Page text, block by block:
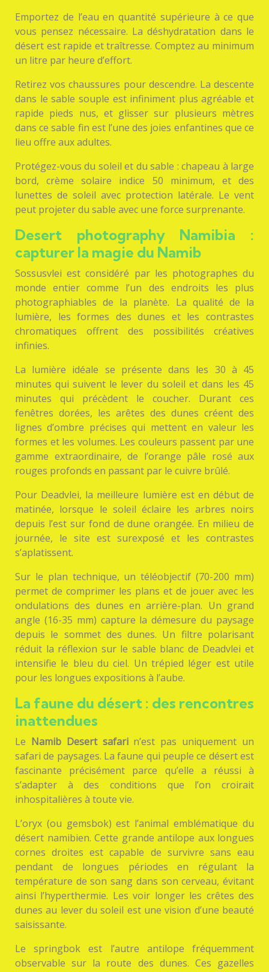
Emportez de l’eau en quantité supérieure à ce que
vous pensez nécessaire. La déshydratation dans le
désert est rapide et traîtresse. Comptez au minimum
un litre par heure d’effort.
Retirez vos chaussures pour descendre. La descente
dans le sable souple est infiniment plus agréable et
rapide pieds nus, et glisser sur plusieurs mètres
dans ce sable fin est l’une des joies enfantines que ce
lieu offre aux adultes.
Protégez-vous du soleil et du sable : chapeau à large
bord, crème solaire indice 50 minimum, et des
lunettes de soleil avec protection latérale. Le vent
peut projeter du sable avec une force surprenante.
Desert photography Namibia :
capturer la magie du Namib
Sossusvlei est considéré par les photographes du
monde entier comme l’un des endroits les plus
photographiables de la planète. La qualité de la
lumière, les formes des dunes et les contrastes
chromatiques offrent des possibilités créatives
infinies.
La lumière idéale se présente dans les 30 à 45
minutes qui suivent le lever du soleil et dans les 45
minutes qui précèdent le coucher. Durant ces
fenêtres dorées, les arêtes des dunes créent des
lignes d’ombre précises qui mettent en valeur les
formes et les volumes. Les couleurs passent par une
gamme extraordinaire, de l’orange pâle rosé aux
rouges profonds en passant par le cuivre brûlé.
Pour Deadvlei, la meilleure lumière est en début de
matinée, lorsque le soleil éclaire les arbres noirs
depuis l’est sur fond de dune orangée. En milieu de
journée, le site est surexposé et les contrastes
s’aplatissent.
Sur le plan technique, un téléobjectif (70-200 mm)
permet de comprimer les plans et de jouer avec les
ondulations des dunes en arrière-plan. Un grand
angle (16-35 mm) capture la démesure du paysage
depuis le sommet des dunes. Un filtre polarisant
réduit la réflexion sur le sable blanc de Deadvlei et
intensifie le bleu du ciel. Un trépied léger est utile
pour les longues expositions à l’aube.
La faune du désert : des rencontres
inattendues
Le Namib Desert safarin’est pas uniquement un
safari de paysages. La faune qui peuple ce désert est
fascinante précisément parce qu’elle a réussi à
s’adapter à des conditions que l’on croirait
inhospitalières à toute vie.
L’oryx (ou gemsbok) est l’animal emblématique du
désert namibien. Cette grande antilope aux longues
cornes droites est capable de survivre sans eau
pendant de longues périodes en régulant la
température de son sang dans son cerveau, évitant
ainsi l’hyperthermie. Les voir longer les crêtes des
dunes au lever du soleil est une vision d’une beauté
saisissante.
Le springbok est l’autre antilope fréquemment
observable sur la route des dunes. Ces gazelles